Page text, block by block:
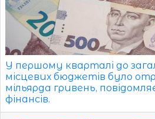
У першому кварталі до
місцевих бюджетів було
мільярда гривень,
фінансів.